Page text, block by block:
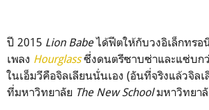
ปี 2015 Lion Babeได้ฟีตให้กับวงอิเล็กทรอ
เพลง Hourglass ซึ่งดนตรีซาบซ่าและแซ่บก
ในเอ็มวีคือจิลเลียนนั่นเอง (อันที่จริงแล้วจิล
ที่มหาวิทยาลัย The New Schoolมหาวิทยา